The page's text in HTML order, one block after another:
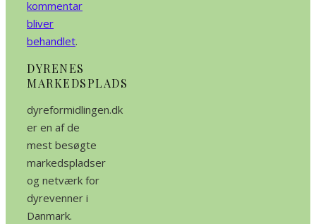
kommentar
bliver
behandlet.
DYRENES
MARKEDSPLADS
dyreformidlingen.dk
er en af de
mest besøgte
markedspladser
og netværk for
dyrevenner i
Danmark.